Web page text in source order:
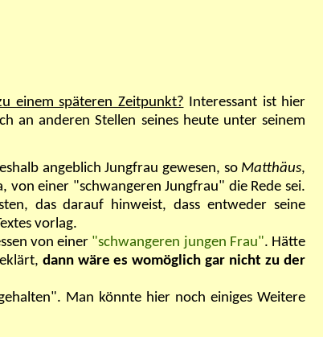
einem späteren Zeitpunkt? Interessant ist hier
an anderen Stellen seines heute unter seinem
angeblich Jungfrau gewesen, so Matthäus,
einer "schwangeren Jungfrau" die Rede sei.
das darauf hinweist, dass entweder seine
vorlag.
von einer "schwangeren jungen Frau". Hätte
dann wäre es womöglich gar nicht zu der
Man könnte hier noch einiges Weitere